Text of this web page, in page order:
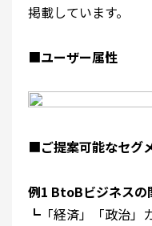
掲載しています。
■ユーザー属性
■ご提案可能なセグ
例1 BtoBビジネスの
┗「経済」「政治」